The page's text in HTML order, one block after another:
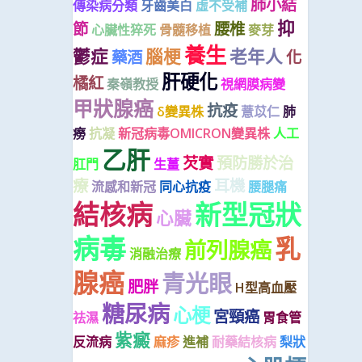
傳染病分類牙齒美白 虛不受補肺小結
節 心臟性猝死 骨髓移植腰椎麥芽 抑
鬱症藥酒腦梗養生老年人化
橘紅秦嶺教授 肝硬化視網膜病變
甲狀腺癌 δ變異株抗疫 薏苡仁肺
癆抗凝新冠病毒OMICRON變異株人工
肛門 乙肝生薑 芡實預防勝於治
療流感和新冠 同心抗疫 耳機 腰腿痛
結核病心臟新型冠狀
病毒消融治療 前列腺癌乳
腺癌肥胖青光眼 H型高血壓
祛濕糖尿病心梗宮頸癌 胃食管
反流病 紫癜麻疹進補 耐藥結核病梨狀